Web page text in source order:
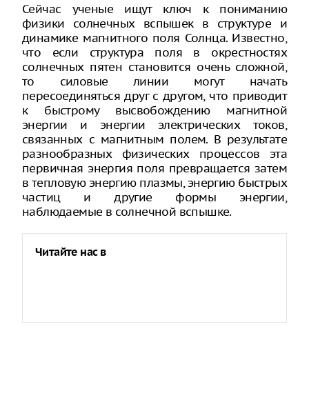
Сейчас ученые ищут ключ к пониманию
физики солнечных вспышек в структуре и
динамике магнитного поля Солнца. Известно,
что если структура поля в окрестностях
солнечных пятен становится очень сложной,
то силовые линии могут начать
пересоединяться друг с другом, что приводит
к быстрому высвобождению магнитной
энергии и энергии электрических токов,
связанных с магнитным полем. В результате
разнообразных физических процессов эта
первичная энергия поля превращается затем
в тепловую энергию плазмы, энергию быстрых
частиц и другие формы энергии,
наблюдаемые в солнечной вспышке.
Читайте нас в